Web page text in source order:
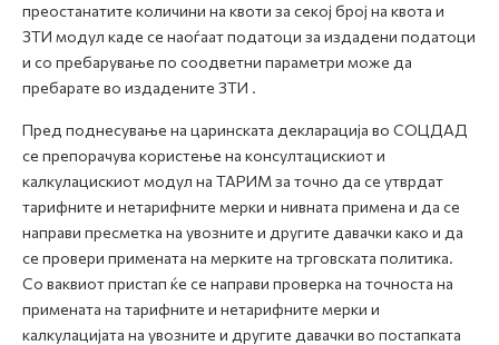
преостанатите количини на квоти за секој број на квота и
ЗТИ модул каде се наоѓаат податоци за издадени податоци
и со пребарување по соодветни параметри може да
пребарате во издадените ЗТИ .
Пред поднесување на царинската декларација во СОЦДАД
се препорачува користење на консултацискиот и
калкулацискиот модул на ТАРИМ за точно да се утврдат
тарифните и нетарифните мерки и нивната примена и да се
направи пресметка на увозните и другите давачки како и да
се провери примената на мерките на трговската политика.
Со ваквиот пристап ќе се направи проверка на точноста на
примената на тарифните и нетарифните мерки и
калкулацијата на увозните и другите давачки во постапката